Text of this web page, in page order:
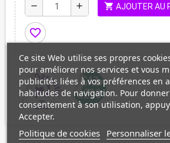
remove add shopping_cart AJOUTER AU
favorite_border
Ce site Web utilise ses propres
pour améliorer nos services et vous
publicités liées à vos préférences en
habitudes de navigation. Pour
consentement à son utilisation,
Accepter.
Politique de cookies Personnaliser